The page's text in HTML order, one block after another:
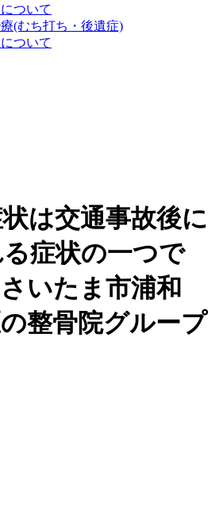
ついて
(むち打ち・後遺症)
ついて
は交通事故後に
症状の一つで
いたま市浦和
整骨院グループ